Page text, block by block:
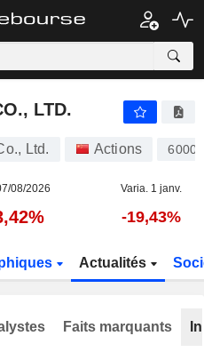
LTD.
Ltd. Actions
08/2026 Varia. 1 janv.
-19,43%
Actualités
Faits marquants